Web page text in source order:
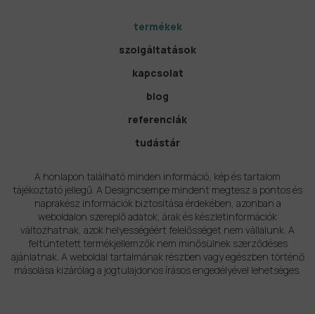
termékek
szolgáltatások
kapcsolat
blog
referenciák
tudástár
A honlapon található minden információ, kép és tartalom
tájékoztató jellegű. A Designcsempe mindent megtesz a pontos és
naprakész információk biztosítása érdekében, azonban a
weboldalon szereplő adatok, árak és készletinformációk
változhatnak, azok helyességéért felelősséget nem vállalunk. A
feltüntetett termékjellemzők nem minősülnek szerződéses
ajánlatnak. A weboldal tartalmának részben vagy egészben történő
másolása kizárólag a jogtulajdonos írásos engedélyével lehetséges.